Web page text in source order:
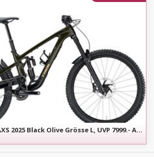
TREK Slash 9.8GX AXS 2025 Black Olive Grösse L, UVP 7999.- Angebot gültig bis 15. August